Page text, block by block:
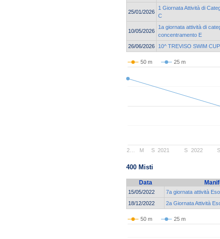
25/01/2026
1 Giornata Attività di
C
10/05/2026
1a giornata attività di
concentramento E
26/06/2026
10^ TREVISO SWIM CUP
50 m 25 m
2… 2021 2022
M S S S
400 Misti
Data
15/05/2022
7a giornata attività
18/12/2022
2a Giornata Attività
50 m 25 m